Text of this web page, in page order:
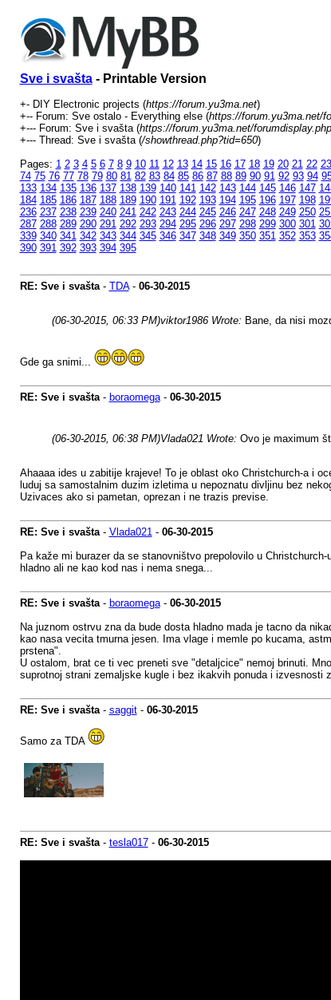
Sve i svašta- Printable Version
+- DIY Electronic projects (https://forum.yu3ma.net)
+-- Forum: Sve ostalo - Everything else (https://forum.yu3ma.net/
+--- Forum: Sve i svašta (https://forum.yu3ma.net/
+--- Thread: Sve i svašta (/showthread.php?tid=650)
Pages: 1 2 3 4 5 6 7 8 9 10 11 12 13 14 15 16 17 18 19 20 21 22 23
74 75 76 77 78 79 80 81 82 83 84 85 86 87 88 89 90 91 92 93 94
133 134 135 136 137 138 139 140 141 142 143 144 145 146 147
184 185 186 187 188 189 190 191 192 193 194 195 196 197 198
236 237 238 239 240 241 242 243 244 245 246 247 248 249 250
287 288 289 290 291 292 293 294 295 296 297 298 299 300 301
339 340 341 342 343 344 345 346 347 348 349 350 351 352 353
390 391 392 393 394 395
RE: Sve i svašta- TDA- 06-30-2015
(06-30-2015, 06:33 PM)viktor1986 Wrote: Bane, da nisi
Gde ga snimi...
RE: Sve i svašta- boraomega- 06-30-2015
(06-30-2015, 06:38 PM)Vlada021 Wrote: Ovo je maximum
Ahaaaa ides u zabitije krajeve! To je oblast oko Christchurch-a i
luduj sa samostalnim duzim izletima u nepoznatu divljinu bez
Uzivaces ako si pametan, oprezan i ne trazis previse.
RE: Sve i svašta- Vlada021- 06-30-2015
Pa kaže mi burazer da se stanovništvo prepolovilo u
hladno ali ne kao kod nas i nema snega...
RE: Sve i svašta- boraomega- 06-30-2015
Na juznom ostrvu zna da bude dosta hladno mada je tacno da
kao nasa vecita tmurna jesen. Ima vlage i memle po kucama,
prstena".
U ostalom, brat ce ti vec preneti sve "detaljcice" nemoj brinuti.
suprotnoj strani zemaljske kugle i bez ikakvih ponuda i
RE: Sve i svašta- saggit- 06-30-2015
Samo za TDA
RE: Sve i svašta- tesla017- 06-30-2015